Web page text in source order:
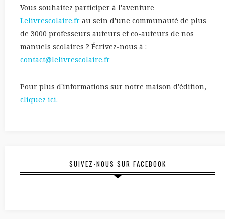
Vous souhaitez participer à l'aventure
Lelivrescolaire.fr au sein d'une communauté de plus
de 3000 professeurs auteurs et co-auteurs de nos
manuels scolaires ? Écrivez-nous à :
contact@lelivrescolaire.fr
Pour plus d'informations sur notre maison d'édition,
cliquez ici.
SUIVEZ-NOUS SUR FACEBOOK